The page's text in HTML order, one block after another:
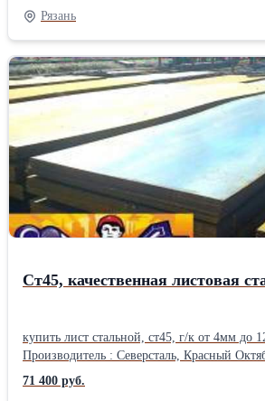
точностью , резка металла газом. Отгрузка
весам. Сертификаты на металл. Есть склады
России. Металл можно купить сегодня , в
Работаем с организациями и частными
доставка по области.Уголок
15; 20; 25; 32; 35; 40; 45; 50; 60; 63; 70; 75;
200;Производитель: ЕВРАЗ НТМК ГОСТ:
производства: Горячекатаный Марка
Материал: Стальной Страна-
Рязань
Ст45, качественная листовая
купить лист стальной, ст45, г/к от 4мм до
Производитель : Северсталь, Красный
листового проката: толщина от 3мм до 80
1250-1500 мм, длина листов 2500-6000 мм.
71 400 руб.